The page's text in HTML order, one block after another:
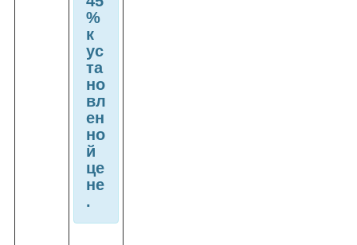
%
к
ус
та
но
вл
ен
но
й
це
не
.